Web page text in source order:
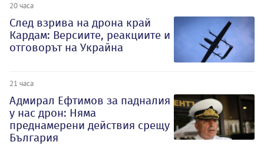
20 часа
След взрива на дрона край
Кардам: Версиите, реакциите и
отговорът на Украйна
21 часа
Адмирал Ефтимов за падналия
у нас дрон: Няма
преднамерени действия срещу
България